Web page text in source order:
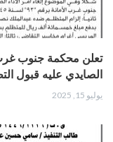
تعلن محكمة جنوب غرب
الصايدي عليه قبول
يوليو 15, 2025